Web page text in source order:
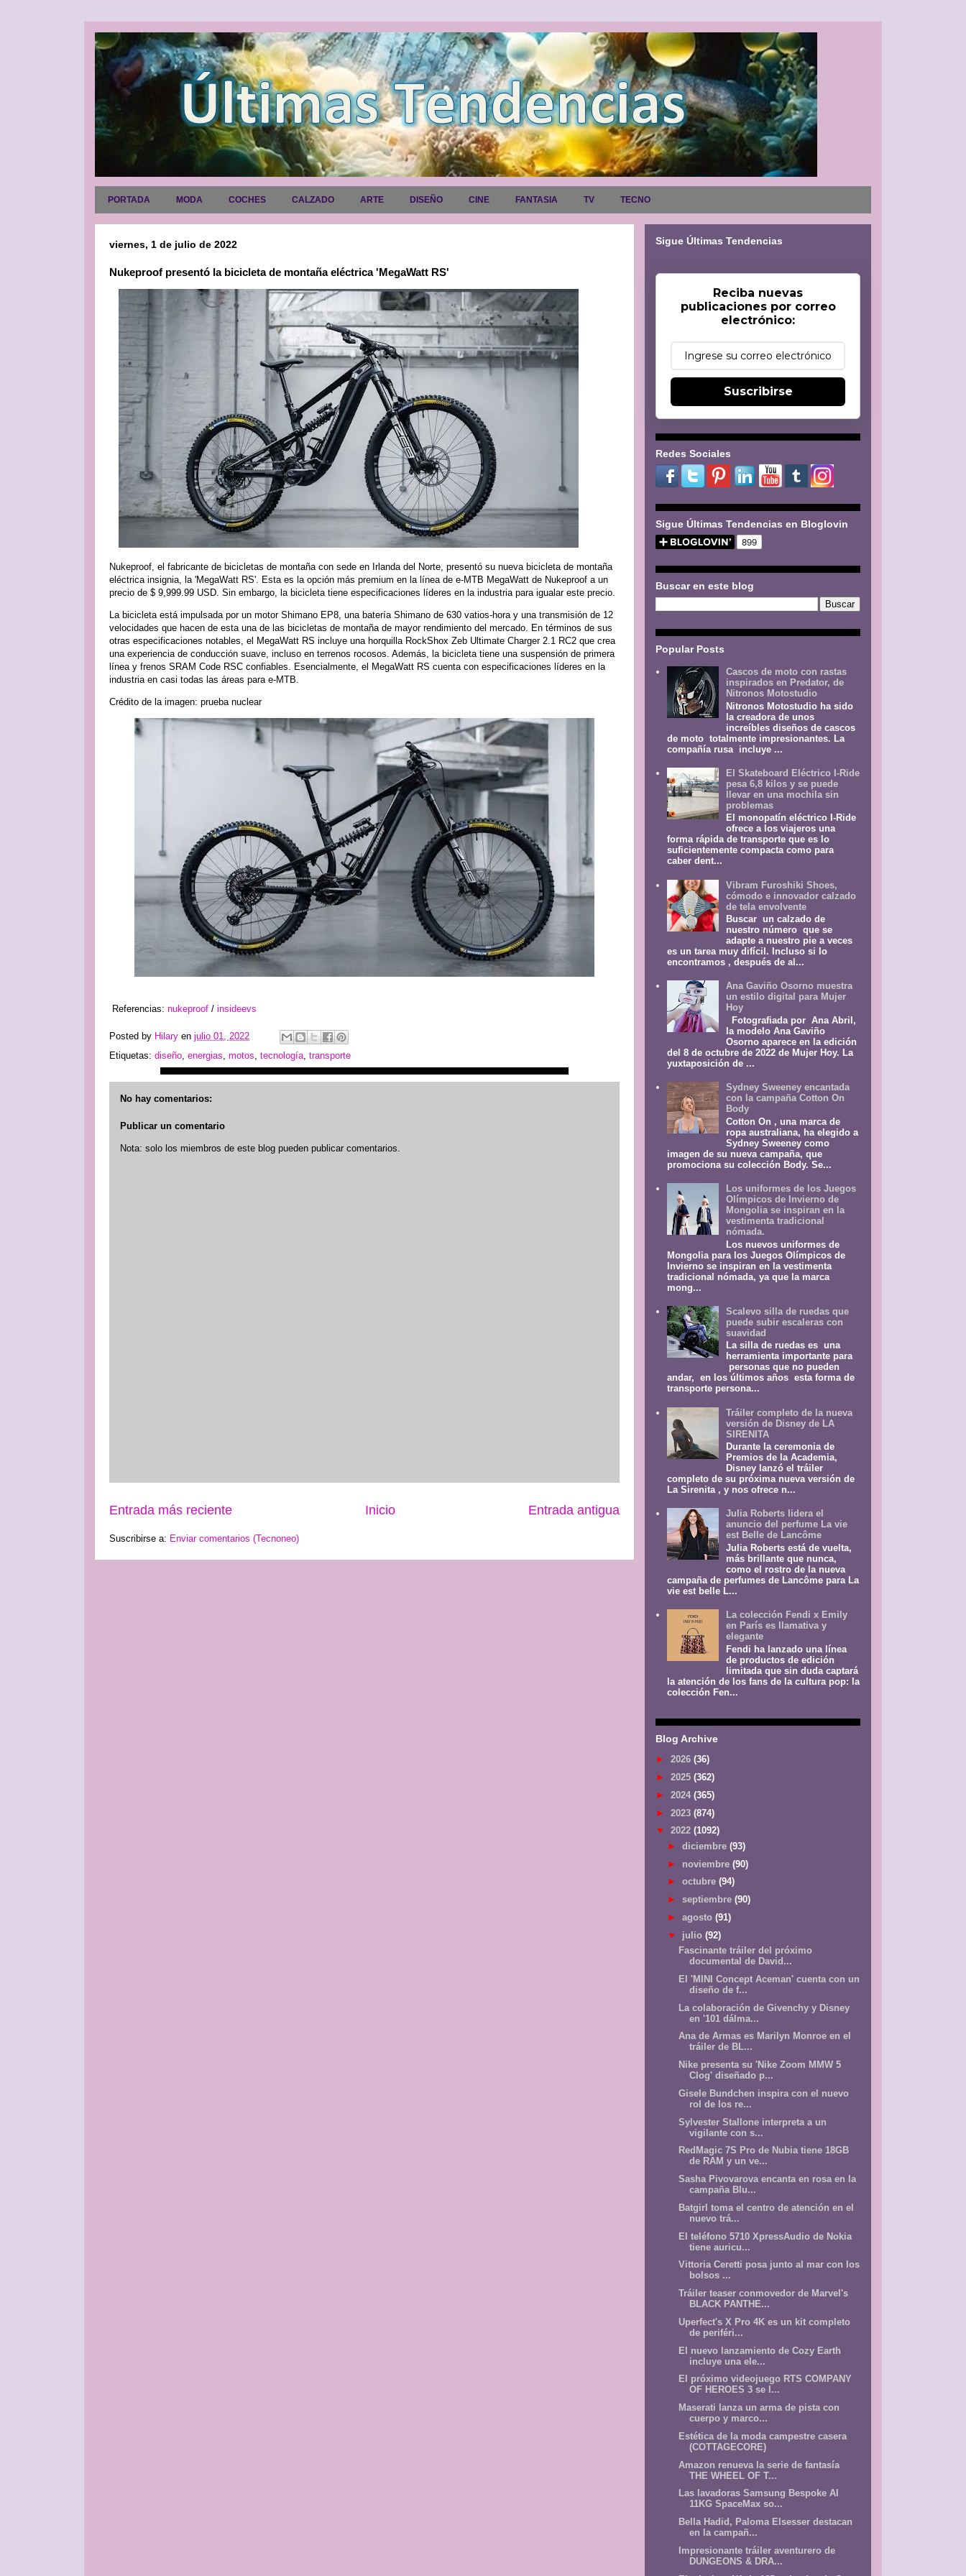
PORTADA MODA COCHES CALZADO ARTE DISEÑO CINE FANTASIA TV TECNO
viernes, 1 de julio de 2022
Nukeproof presentó la bicicleta de montaña eléctrica 'MegaWatt RS'
Nukeproof, el fabricante de bicicletas de montaña con sede en Irlanda del Norte, presentó su nueva bicicleta de montaña
eléctrica insignia, la 'MegaWatt RS'. Esta es la opción más premium en la línea de e-MTB MegaWatt de Nukeproof a un
precio de $ 9,999.99 USD. Sin embargo, la bicicleta tiene especificaciones líderes en la industria para igualar este precio.
La bicicleta está impulsada por un motor Shimano EP8, una batería Shimano de 630 vatios-hora y una transmisión de 12
velocidades que hacen de esta una de las bicicletas de montaña de mayor rendimiento del mercado. En términos de sus
otras especificaciones notables, el MegaWatt RS incluye una horquilla RockShox Zeb Ultimate Charger 2.1 RC2 que crea
una experiencia de conducción suave, incluso en terrenos rocosos. Además, la bicicleta tiene una suspensión de primera
línea y frenos SRAM Code RSC confiables. Esencialmente, el MegaWatt RS cuenta con especificaciones líderes en la
industria en casi todas las áreas para e-MTB.
Crédito de la imagen: prueba nuclear
Referencias: nukeproof / insideevs
Posted by Hilary en julio 01, 2022
Etiquetas: diseño energias motos tecnología transporte
No hay comentarios:
Publicar un comentario
Nota: solo los miembros de este blog pueden publicar comentarios.
Entrada más reciente Entrada antigua
Inicio
Suscribirse a: Enviar comentarios (Tecnoneo)
Sigue Últimas Tendencias
Reciba nuevas
publicaciones por correo
electrónico:
Suscribirse
Redes Sociales
Sigue Últimas Tendencias en Bloglovin
Buscar en este blog
Popular Posts
Cascos de moto con rastas
inspirados en Predator, de
Nitronos Motostudio
Nitronos Motostudio ha sido
la creadora de unos
increíbles diseños de cascos
de moto totalmente impresionantes. La
compañía rusa incluye ...
El Skateboard Eléctrico I-Ride
pesa 6,8 kilos y se puede
llevar en una mochila sin
problemas
El monopatín eléctrico I-Ride
ofrece a los viajeros una
forma rápida de transporte que es lo
suficientemente compacta como para
caber dent...
Vibram Furoshiki Shoes,
cómodo e innovador calzado
de tela envolvente
Buscar un calzado de
nuestro número que se
adapte a nuestro pie a veces
es un tarea muy difícil. Incluso si lo
encontramos , después de al...
Ana Gaviño Osorno muestra
un estilo digital para Mujer
Hoy
Fotografiada por Ana Abril,
la modelo Ana Gaviño
Osorno aparece en la edición
del 8 de octubre de 2022 de Mujer Hoy. La
yuxtaposición de ...
Sydney Sweeney encantada
con la campaña Cotton On
Body
Cotton On , una marca de
ropa australiana, ha elegido a
Sydney Sweeney como
imagen de su nueva campaña, que
promociona su colección Body. Se...
Los uniformes de los Juegos
Olímpicos de Invierno de
Mongolia se inspiran en la
vestimenta tradicional
nómada.
Los nuevos uniformes de
Mongolia para los Juegos Olímpicos de
Invierno se inspiran en la vestimenta
tradicional nómada, ya que la marca
mong...
Scalevo silla de ruedas que
puede subir escaleras con
suavidad
La silla de ruedas es una
herramienta importante para
personas que no pueden
andar, en los últimos años esta forma de
transporte persona...
Tráiler completo de la nueva
versión de Disney de LA
SIRENITA
Durante la ceremonia de
Premios de la Academia,
Disney lanzó el tráiler
completo de su próxima nueva versión de
La Sirenita , y nos ofrece n...
Julia Roberts lidera el
anuncio del perfume La vie
est Belle de Lancôme
Julia Roberts está de vuelta,
más brillante que nunca,
como el rostro de la nueva
campaña de perfumes de Lancôme para La
vie est belle L...
La colección Fendi x Emily
en París es llamativa y
elegante
Fendi ha lanzado una línea
de productos de edición
limitada que sin duda captará
la atención de los fans de la cultura pop: la
colección Fen...
Blog Archive
► 2026 (36)
► 2025 (362)
► 2024 (365)
► 2023 (874)
▼ 2022 (1092)
► diciembre (93)
► noviembre (90)
► octubre (94)
► septiembre (90)
► agosto (91)
▼ julio (92)
Fascinante tráiler del próximo
documental de David...
El 'MINI Concept Aceman' cuenta con un
diseño de f...
La colaboración de Givenchy y Disney
en '101 dálma...
Ana de Armas es Marilyn Monroe en el
tráiler de BL...
Nike presenta su 'Nike Zoom MMW 5
Clog' diseñado p...
Gisele Bundchen inspira con el nuevo
rol de los re...
Sylvester Stallone interpreta a un
vigilante con s...
RedMagic 7S Pro de Nubia tiene 18GB
de RAM y un ve...
Sasha Pivovarova encanta en rosa en la
campaña Blu...
Batgirl toma el centro de atención en el
nuevo trá...
El teléfono 5710 XpressAudio de Nokia
tiene auricu...
Vittoria Ceretti posa junto al mar con los
bolsos ...
Tráiler teaser conmovedor de Marvel's
BLACK PANTHE...
Uperfect's X Pro 4K es un kit completo
de periféri...
El nuevo lanzamiento de Cozy Earth
incluye una ele...
El próximo videojuego RTS COMPANY
OF HEROES 3 se l...
Maserati lanza un arma de pista con
cuerpo y marco...
Estética de la moda campestre casera
(COTTAGECORE)
Amazon renueva la serie de fantasía
THE WHEEL OF T...
Las lavadoras Samsung Bespoke AI
11KG SpaceMax so...
Bella Hadid, Paloma Elsesser destacan
en la campañ...
Impresionante tráiler aventurero de
DUNGEONS & DRA...